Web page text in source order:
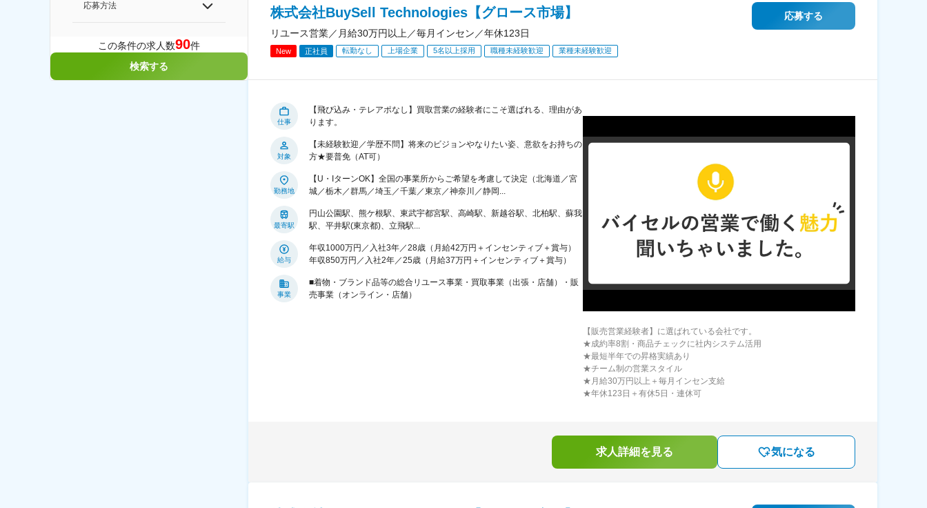
応募方法
この条件の求人数90件
検索する
株式会社BuySell Technologies【グロース市場】
リユース営業／月給30万円以上／毎月インセン／年休123日
New 正社員 転勤なし 上場企業 5名以上採用 職種未経験歓迎 業種未経験歓迎
応募する
仕事
【飛び込み・テレアポなし】買取営業の経験者にこそ選ばれる、理由があ
ります。
対象
【未経験歓迎／学歴不問】将来のビジョンやなりたい姿、意欲をお持ちの
方★要普免（AT可）
勤務地
【U・IターンOK】全国の事業所からご希望を考慮して決定（北海道／宮
城／栃木／群馬／埼玉／千葉／東京／神奈川／静岡...
最寄駅
円山公園駅、熊ケ根駅、東武宇都宮駅、高崎駅、新越谷駅、北柏駅、蘇我
駅、平井駅(東京都)、立飛駅...
給与
年収1000万円／入社3年／28歳（月給42万円＋インセンティブ＋賞与）
年収850万円／入社2年／25歳（月給37万円＋インセンティブ＋賞与）
事業
■着物・ブランド品等の総合リユース事業・買取事業（出張・店舗）・販
売事業（オンライン・店舗）
【販売営業経験者】に選ばれている会社です。
★成約率8割・商品チェックに社内システム活用
★最短半年での昇格実績あり
★チーム制の営業スタイル
★月給30万円以上＋毎月インセン支給
★年休123日＋有休5日・連休可
求人詳細を見る 気になる